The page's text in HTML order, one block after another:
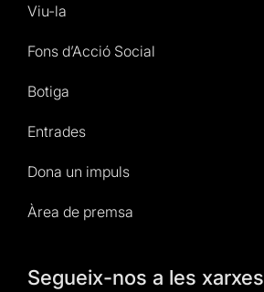
Viu-la
Fons d’Acció Social
Botiga
Entrades
Dona un impuls
Àrea de premsa
Segueix-nos a les xarxes